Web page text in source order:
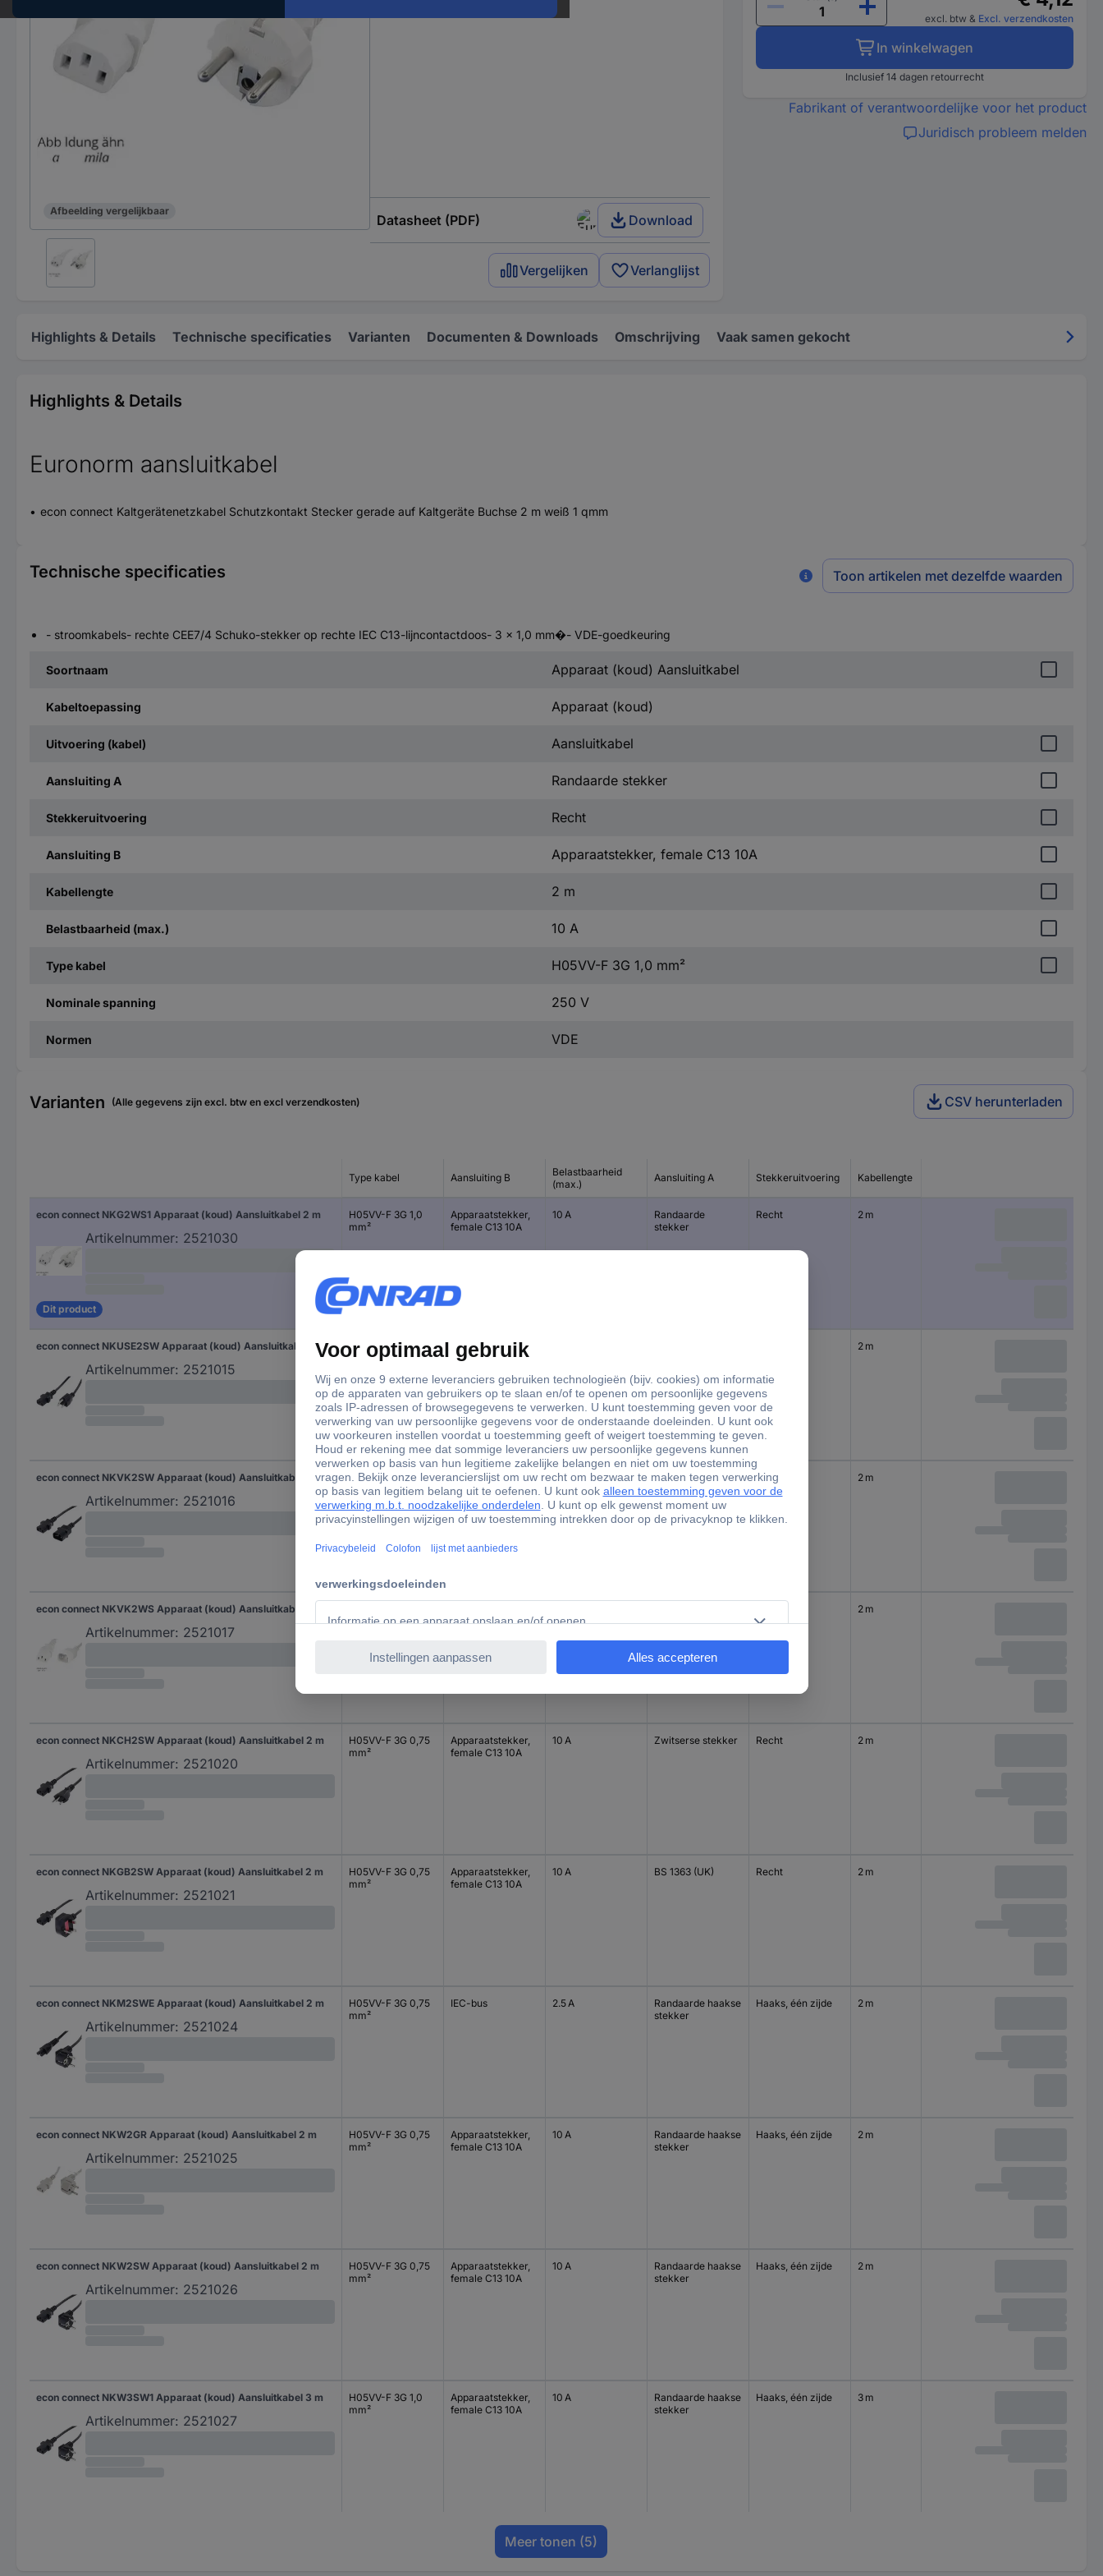
Afbeelding vergelijkbaar
Datasheet (PDF) Download
Vergelijken Verlanglijst
excl. btw & Excl. verzendkosten
In winkelwagen
Inclusief 14 dagen retourrecht
Fabrikant of verantwoordelijke voor het product
Juridisch probleem melden
Highlights & Details Technische specificaties Varianten Documenten & Downloads Omschrijving Vaak samen gekocht
Highlights & Details
Euronorm aansluitkabel
econ connect Kaltgerätenetzkabel Schutzkontakt Stecker gerade auf Kaltgeräte Buchse 2 m weiß 1 qmm
Technische specificaties Toon artikelen met dezelfde waarden
- stroomkabels- rechte CEE7/4 Schuko-stekker op rechte IEC C13-lijncontactdoos- 3 x 1,0 mm�- VDE-goedkeuring
Soortnaam Apparaat (koud) Aansluitkabel
Kabeltoepassing Apparaat (koud)
Uitvoering (kabel) Aansluitkabel
Aansluiting A Randaarde stekker
Stekkeruitvoering Recht
Aansluiting B Apparaatstekker, female C13 10A
Kabellengte 2 m
Belastbaarheid (max.) 10 A
Type kabel H05VV-F 3G 1,0 mm²
Nominale spanning 250 V
Normen VDE
Varianten (Alle gegevens zijn excl. btw en excl verzendkosten) CSV herunterladen
Type kabel Aansluiting B
Belastbaarheid
(max.)
Aansluiting A Stekkeruitvoering Kabellengte
econ connect NKG2WS1 Apparaat (koud) Aansluitkabel 2 m
Artikelnummer: 2521030
Dit product
H05VV-F 3G 1,0
mm²
Apparaatstekker,
female C13 10A
10 A
Randaarde
stekker
Recht 2 m
econ connect NKUSE2SW Apparaat (koud) Aansluitkabel 2 m
Artikelnummer: 2521015
Apparaatstekker,
female C13 10A
2 m
econ connect NKVK2SW Apparaat (koud) Aansluitkabel 2 m
Artikelnummer: 2521016
H05VV-F 3G 0,75
mm²
Apparaatstekker,
female C13 10A
10 A
Apparaatstekker,
male C14
Recht 2 m
econ connect NKVK2WS Apparaat (koud) Aansluitkabel 2 m
Artikelnummer: 2521017
mm²
female C13 10A
male C14
2 m
econ connect NKCH2SW Apparaat (koud) Aansluitkabel 2 m
Artikelnummer: 2521020
H05VV-F 3G 0,75
mm²
Apparaatstekker,
female C13 10A
10 A Zwitserse stekker Recht 2 m
econ connect NKGB2SW Apparaat (koud) Aansluitkabel 2 m
Artikelnummer: 2521021
H05VV-F 3G 0,75
mm²
Apparaatstekker,
female C13 10A
10 A BS 1363 (UK) Recht 2 m
econ connect NKM2SWE Apparaat (koud) Aansluitkabel 2 m
Artikelnummer: 2521024
H05VV-F 3G 0,75
mm²
IEC-bus 2.5 A
Randaarde haakse
stekker
Haaks, één zijde 2 m
econ connect NKW2GR Apparaat (koud) Aansluitkabel 2 m
Artikelnummer: 2521025
H05VV-F 3G 0,75
mm²
Apparaatstekker,
female C13 10A
10 A
Randaarde haakse
stekker
Haaks, één zijde 2 m
econ connect NKW2SW Apparaat (koud) Aansluitkabel 2 m
Artikelnummer: 2521026
H05VV-F 3G 0,75
mm²
Apparaatstekker,
female C13 10A
10 A
Randaarde haakse
stekker
Haaks, één zijde 2 m
econ connect NKW3SW1 Apparaat (koud) Aansluitkabel 3 m
Artikelnummer: 2521027
H05VV-F 3G 1,0
mm²
Apparaatstekker,
female C13 10A
10 A
Randaarde haakse
stekker
Haaks, één zijde 3 m
Meer tonen (5)